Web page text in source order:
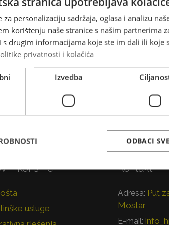
platnog prometa
d.o.o. Mostar omogućava svim svojim
obrazaca obavljaju gotovinske uplate na
javnih prihoda.
korisnici
usluge
Kontakt
Adresa: Put
Mostar
E-mail:
za personalizaciju sadržaja, oglasa i analizu
korištenju naše stranice s našim partnerima
drugim informacijama koje ste im dali ili koje
privatnosti i kolačića
Izvedba
ODBACI SVE